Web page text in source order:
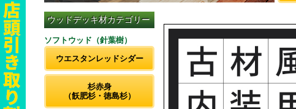
ウッドデッキ材カテゴリー
ソフトウッド（針葉樹）
ウエスタンレッドシダー
杉赤身
（飫肥杉・徳島杉）